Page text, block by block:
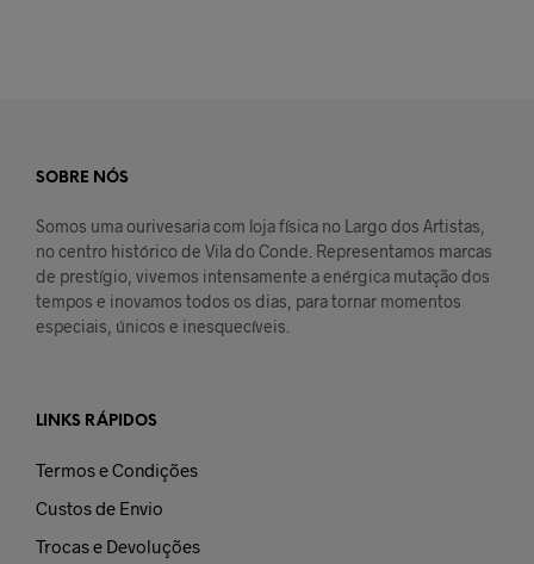
SOBRE NÓS
Somos uma ourivesaria com loja física no Largo dos Artistas,
no centro histórico de Vila do Conde. Representamos marcas
de prestígio, vivemos intensamente a enérgica mutação dos
tempos e inovamos todos os dias, para tornar momentos
especiais, únicos e inesquecíveis.
LINKS RÁPIDOS
Termos e Condições
Custos de Envio
Trocas e Devoluções